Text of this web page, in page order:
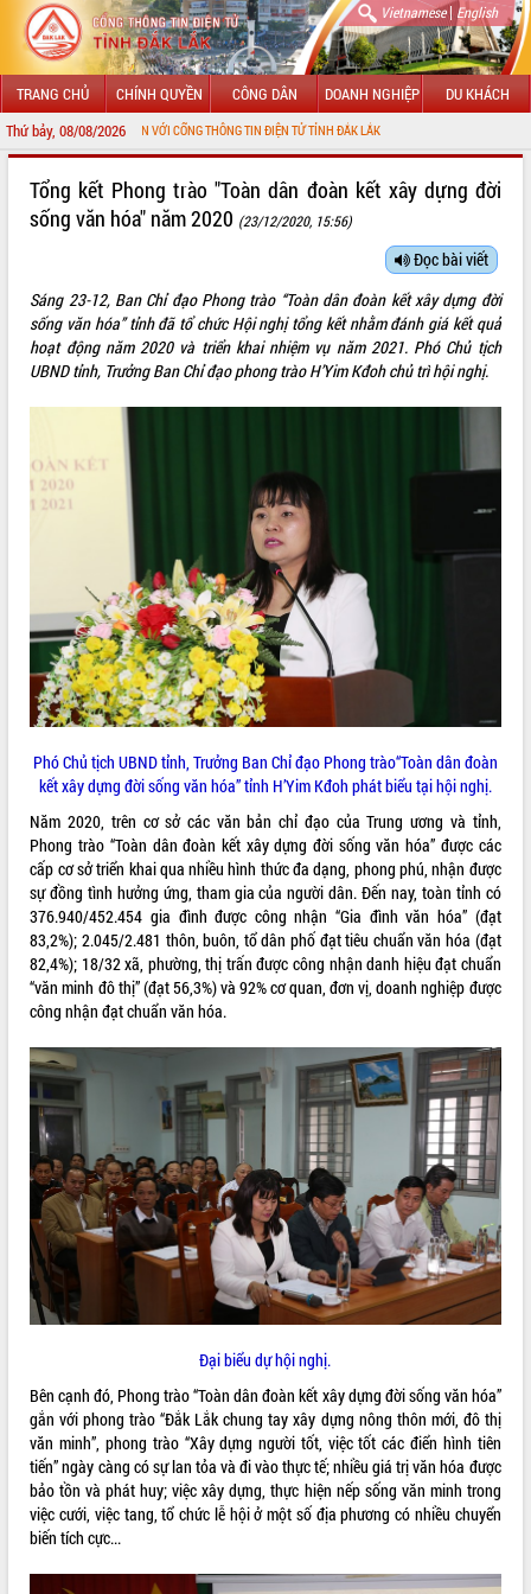
Vietnamese| English
TRANG CHỦ CHÍNH QUYỀN CÔNG DÂN DOANH NGHIỆP DU KHÁCH
Thứ bảy, 08/08/2026
MỪNG ĐẾN VỚI CỔNG THÔNG TIN ĐIỆN TỬ TỈNH ĐẮK LẮK
LÃNH ĐẠO UBND TỈNH
SỞ, BAN, NGÀNH
UBND CÁC XÃ, PHƯỜNG
THÔNG TIN CHỈ ĐẠO ĐIỀU HÀNH
HỆ THỐNG VĂN BẢN
VĂN BẢN HĐND TỈNH
QUY HOẠCH - KẾ HOẠCH
VIDEO
Khám bệnh, cấp phát thuốc miễn phí
và tặng quà người dân xã Cư Pui
Hội nghị UBND tỉnh Đắk Lắk thường kỳ
tháng 7/2026
Lễ truy tặng danh hiệu “Bà Mẹ Việt
Nam Anh hùng” và trao Huân chương
Lao động
UBND tỉnh Đắk Lắk triển khai nhiệm
vụ 6 tháng cuối năm 2026
ALBUM ẢNH
Tổng kết Phong trào "Toàn dân đoàn kết xây dựng đời
sống văn hóa" năm 2020 (23/12/2020, 15:56)
Đọc bài viết
Sáng 23-12, Ban Chỉ đạo Phong trào “Toàn dân đoàn kết xây dựng đời
sống văn hóa” tỉnh đã tổ chức Hội nghị tổng kết nhằm đánh giá kết quả
hoạt động năm 2020 và triển khai nhiệm vụ năm 2021. Phó Chủ tịch
UBND tỉnh, Trưởng Ban Chỉ đạo phong trào H’Yim Kđoh chủ trì hội nghị.
Phó Chủ tịch UBND tỉnh, Trưởng Ban Chỉ đạo Phong trào“Toàn dân đoàn
kết xây dựng đời sống văn hóa” tỉnh H’Yim Kđoh phát biểu tại hội nghị.
Năm 2020, trên cơ sở các văn bản chỉ đạo của Trung ương và tỉnh,
Phong trào “Toàn dân đoàn kết xây dựng đời sống văn hóa” được các
cấp cơ sở triển khai qua nhiều hình thức đa dạng, phong phú, nhận được
sự đồng tình hưởng ứng, tham gia của người dân. Đến nay, toàn tỉnh có
376.940/452.454 gia đình được công nhận “Gia đình văn hóa” (đạt
83,2%); 2.045/2.481 thôn, buôn, tổ dân phố đạt tiêu chuẩn văn hóa (đạt
82,4%); 18/32 xã, phường, thị trấn được công nhận danh hiệu đạt chuẩn
“văn minh đô thị” (đạt 56,3%) và 92% cơ quan, đơn vị, doanh nghiệp được
công nhận đạt chuẩn văn hóa.
Đại biểu dự hội nghị.
Bên cạnh đó, Phong trào “Toàn dân đoàn kết xây dựng đời sống văn hóa”
gắn với phong trào “Đắk Lắk chung tay xây dựng nông thôn mới, đô thị
văn minh”, phong trào “Xây dựng người tốt, việc tốt các điển hình tiên
tiến” ngày càng có sự lan tỏa và đi vào thực tế; nhiều giá trị văn hóa được
bảo tồn và phát huy; việc xây dựng, thực hiện nếp sống văn minh trong
việc cưới, việc tang, tổ chức lễ hội ở một số địa phương có nhiều chuyển
biến tích cực...